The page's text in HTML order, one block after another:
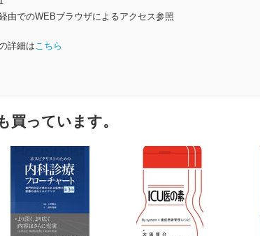
由でのWEBブラウザによるアクセス参照
詳細はこちら
買っています。